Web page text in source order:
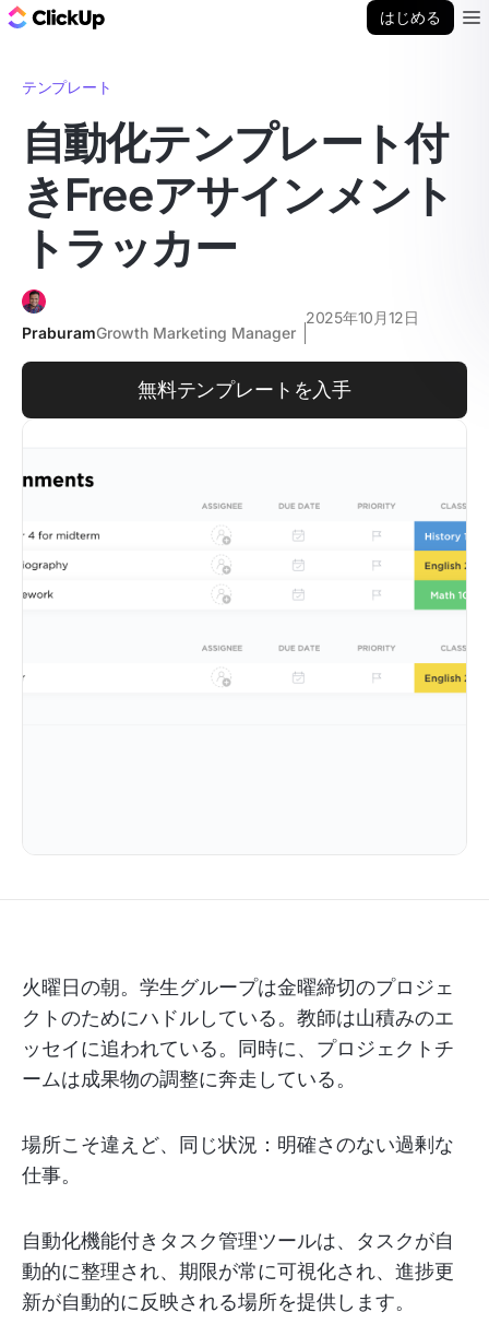
はじめる
テンプレート
自動化テンプレート付
きFreeアサインメント
トラッカー
PraburamGrowth Marketing Manager
2025年10月12日
無料テンプレートを入手
火曜日の朝。学生グループは金曜締切のプロジェ
クトのためにハドルしている。教師は山積みのエ
ッセイに追われている。同時に、プロジェクトチ
ームは成果物の調整に奔走している。
場所こそ違えど、同じ状況：明確さのない過剰な
仕事。
自動化機能付きタスク管理ツールは、タスクが自
動的に整理され、期限が常に可視化され、進捗更
新が自動的に反映される場所を提供します。